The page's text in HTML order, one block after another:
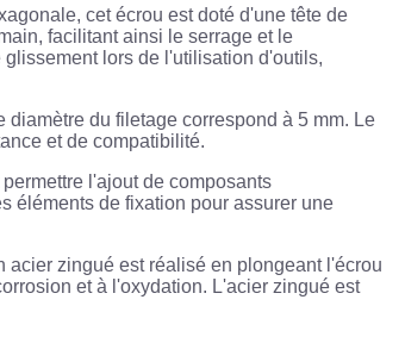
cet écrou est doté d'une tête de
facilitant ainsi le serrage et le
lors de l'utilisation d'outils,
du filetage correspond à 5 mm. Le
et de compatibilité.
l'ajout de composants
éléments de fixation pour assurer une
acier zingué est réalisé en plongeant l'écrou
et à l'oxydation. L'acier zingué est